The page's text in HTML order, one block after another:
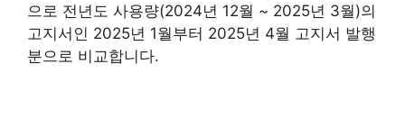
으로 전년도 사용량(2024년 12월 ~ 2025년 3월)의
고지서인 2025년 1월부터 2025년 4월 고지서 발행
분으로 비교합니다.